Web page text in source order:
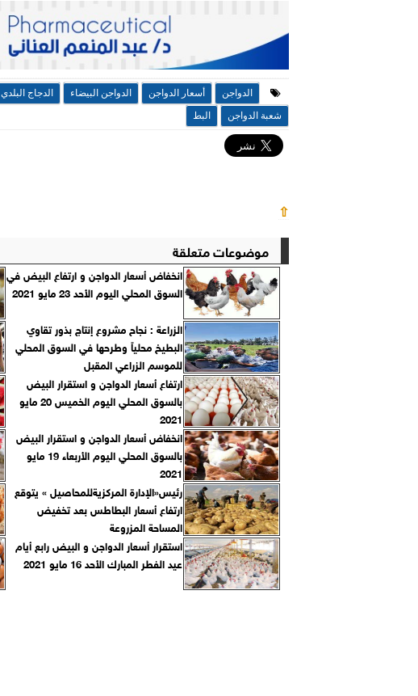
الدواجن أسعار الدواجن الدواجن البيضاء الدجاج البلدي
شعبة الدواجن
البط
⇧
موضوعات متعلقة
انخفاض أسعار الدواجن و ارتفاع البيض في
السوق المحلي اليوم الأحد 23 مايو 2021
الزراعة : نجاح مشروع إنتاج بذور تقاوي
البطيخ محلياً وطرحها في السوق المحلي
للموسم الزراعي المقبل
ارتفاع أسعار الدواجن و استقرار البيض
بالسوق المحلي اليوم الخميس 20 مايو
2021
انخفاض أسعار الدواجن و استقرار البيض
بالسوق المحلي اليوم الأربعاء 19 مايو
2021
رئيس«الإدارة المركزيةللمحاصيل » يتوقع
ارتفاع أسعار البطاطس بعد تخفيض
المساحة المزروعة
استقرار أسعار الدواجن و البيض رابع أيام
عيد الفطر المبارك الأحد 16 مايو 2021